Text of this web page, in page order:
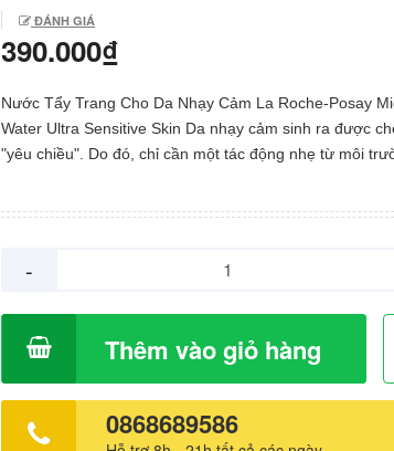
ĐÁNH GIÁ
390.000₫
Nước Tẩy Trang Cho Da Nhạy Cảm La Roche-Posay
Water Ultra Sensitive Skin Da nhạy cảm sinh ra được
"yêu chiều". Do đó, chỉ cần một tác động nhẹ từ môi
hợp với làn da là việc bất kỳ cô nàng sở hữu làn da
Trang Cho Da Nhạy Cảm Eau Micellar Water Ultra
Skin La Roche-Posay – một sản phẩm chuyên sâu
nhạy cảm sẽ là một lựa chọn sáng suốt để nâng niu làn
-
Thêm vào giỏ hàng
0868689586